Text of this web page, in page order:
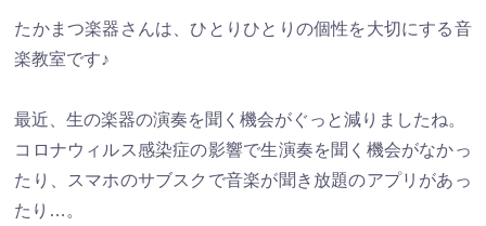
たかまつ楽器さんは、ひとりひとりの個性を大切にする音
楽教室です♪
最近、生の楽器の演奏を聞く機会がぐっと減りましたね。
コロナウィルス感染症の影響で生演奏を聞く機会がなかっ
たり、スマホのサブスクで音楽が聞き放題のアプリがあっ
たり…。